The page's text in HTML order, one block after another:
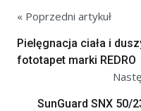
« Poprzedni artykuł
Pielęgnacja ciała i
fototapet marki REDRO
SunGuard SNX 50/